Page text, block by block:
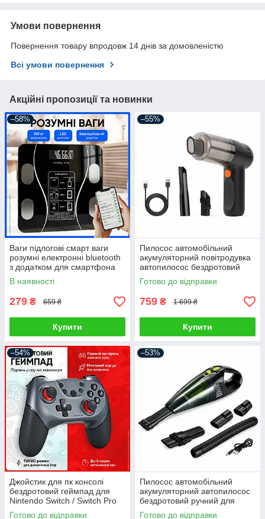
Умови повернення
Повернення товару впродовж 14 днів за домовленістю
Всі умови повернення
Акційні пропозиції та новинки
–58%
Ваги підлогові смарт ваги
розумні електронні bluetooth
з додатком для смартфона
для дому
В наявності
279 ₴ 659 ₴
Купити
–55%
Пилосос автомобільний
акумуляторний повітродувка
автопилосос бездротовий
портативний ручний для
сухого прибирання міні
автопилосос
Готово до відправки
759 ₴ 1 699 ₴
Купити
–54%
Джойстик для пк консолі
бездротовий геймпад для
Nintendo Switch / Switch Pro
Android Windows PC
Готово до відправки
–53%
Пилосос автомобільний
акумуляторний автопилосос
бездротовий ручний для
сухого та вологого
Готово до відправки